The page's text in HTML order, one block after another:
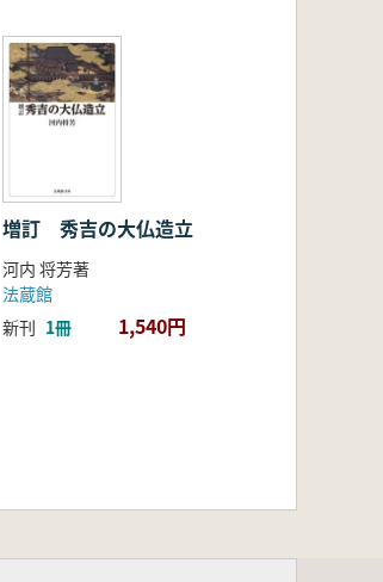
増訂 秀吉の大仏造立
河内 将芳著
法蔵館
新刊 1冊 1,540円